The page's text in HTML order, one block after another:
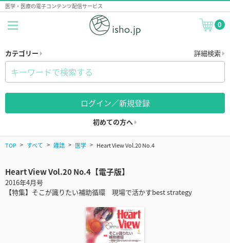
医学・医療の電子コンテンツ配信サービス
0
カテゴリー 詳細検索
ログイン／新規登録
初めての方へ
TOP すべて 雑誌 医学 Heart View Vol.20 No.4
Heart View Vol.20 No.4【電子版】
2016年4月号
【特集】そこが識りたい補助循環 現場で活かすbest strategy